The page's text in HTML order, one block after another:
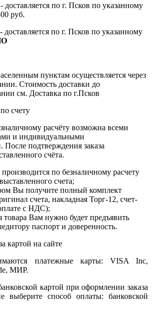
доставляется по г. Псков по указанному
руб.
доставляется по г. Псков по указанному
пунктам осуществляется через
Стоимость доставки до
см. Доставка по г.Псков
счету
расчёту возможна всеми
и индивидуальными
подтверждения заказа
счёта.
по безналичному расчету
счета;
Вы получите полный комплект
счета, накладная Торг-12, счет-
с НДС);
товара Вам нужно будет предъявить
паспорт и доверенность.
картой на сайте
платежные карты: VISA Inc,
МИР.
картой при оформлении заказа
выберите способ оплаты: банковской